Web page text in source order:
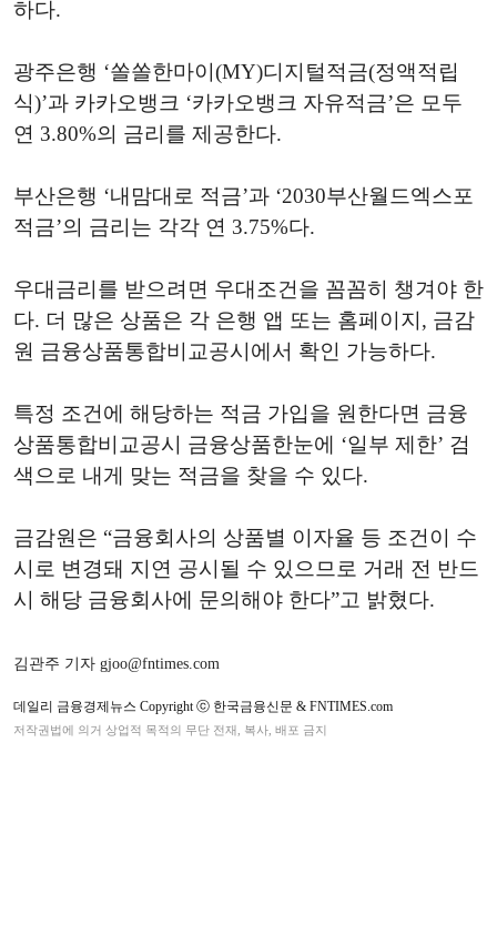
하다.
광주은행 ‘쏠쏠한마이(MY)디지털적금(정액적립
식)’과 카카오뱅크 ‘카카오뱅크 자유적금’은 모두
연 3.80%의 금리를 제공한다.
부산은행 ‘내맘대로 적금’과 ‘2030부산월드엑스포
적금’의 금리는 각각 연 3.75%다.
우대금리를 받으려면 우대조건을 꼼꼼히 챙겨야 한
다. 더 많은 상품은 각 은행 앱 또는 홈페이지, 금감
원 금융상품통합비교공시에서 확인 가능하다.
특정 조건에 해당하는 적금 가입을 원한다면 금융
상품통합비교공시 금융상품한눈에 ‘일부 제한’ 검
색으로 내게 맞는 적금을 찾을 수 있다.
금감원은 “금융회사의 상품별 이자율 등 조건이 수
시로 변경돼 지연 공시될 수 있으므로 거래 전 반드
시 해당 금융회사에 문의해야 한다”고 밝혔다.
김관주 기자 gjoo@fntimes.com
데일리 금융경제뉴스 Copyright ⓒ 한국금융신문 & FNTIMES.com
저작권법에 의거 상업적 목적의 무단 전재, 복사, 배포 금지